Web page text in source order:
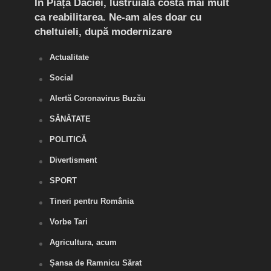
În Piața Daciei, lustruiala costă mai mult
ca reabilitarea. Ne-am ales doar cu
cheltuieli, după modernizare
Actualitate
Social
Alertă Coronavirus Buzău
SĂNĂTATE
POLITICĂ
Divertisment
SPORT
Tineri pentru România
Vorbe Tari
Agricultura, acum
Șansa de Ramnicu Sărat